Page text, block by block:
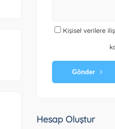
Kişisel verilere
Gönder
Hesap Oluştur